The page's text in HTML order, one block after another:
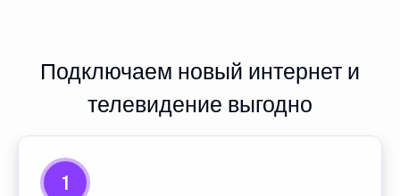
Подключаем новый интернет и
телевидение выгодно
1